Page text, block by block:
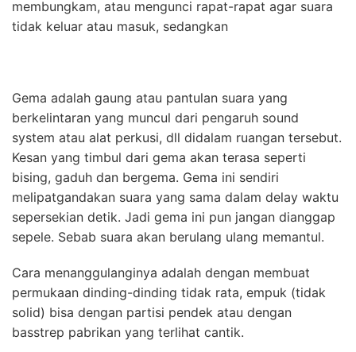
membungkam, atau mengunci rapat-rapat agar suara
tidak keluar atau masuk, sedangkan
Gema adalah gaung atau pantulan suara yang
berkelintaran yang muncul dari pengaruh sound
system atau alat perkusi, dll didalam ruangan tersebut.
Kesan yang timbul dari gema akan terasa seperti
bising, gaduh dan bergema. Gema ini sendiri
melipatgandakan suara yang sama dalam delay waktu
sepersekian detik. Jadi gema ini pun jangan dianggap
sepele. Sebab suara akan berulang ulang memantul.
Cara menanggulanginya adalah dengan membuat
permukaan dinding-dinding tidak rata, empuk (tidak
solid) bisa dengan partisi pendek atau dengan
basstrep pabrikan yang terlihat cantik.